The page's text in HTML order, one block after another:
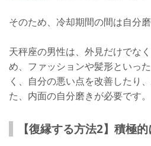
そのため、冷却期間の間は自分
天秤座の男性は、外見だけでな
め、ファッションや髪形といっ
く、自分の悪い点を改善したり
た、内面の自分磨きが必要です。
【復縁する方法2】積極